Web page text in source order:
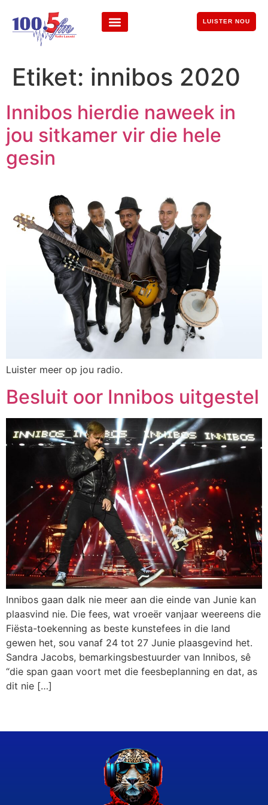
LUISTER NOU
Etiket: innibos 2020
Innibos hierdie naweek in
jou sitkamer vir die hele
gesin
Luister meer op jou radio.
Besluit oor Innibos uitgestel
Innibos gaan dalk nie meer aan die einde van Junie kan
plaasvind nie. Die fees, wat vroeër vanjaar weereens die
Fiësta-toekenning as beste kunstefees in die land
gewen het, sou vanaf 24 tot 27 Junie plaasgevind het.
Sandra Jacobs, bemarkingsbestuurder van Innibos, sê
“die span gaan voort met die feesbeplanning en dat, as
dit nie […]